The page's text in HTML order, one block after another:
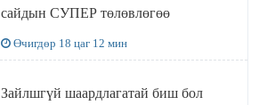
сайдын СУПЕР төлөвлөгөө
Өчигдөр 18 цаг 12 мин
Зайлшгүй шаардлагатай биш бол